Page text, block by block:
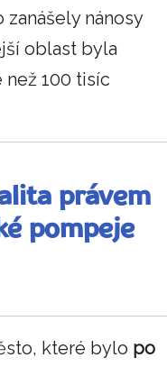
nánosy
oblast byla
než 100 tisíc
právem
pompeje
které bylo po